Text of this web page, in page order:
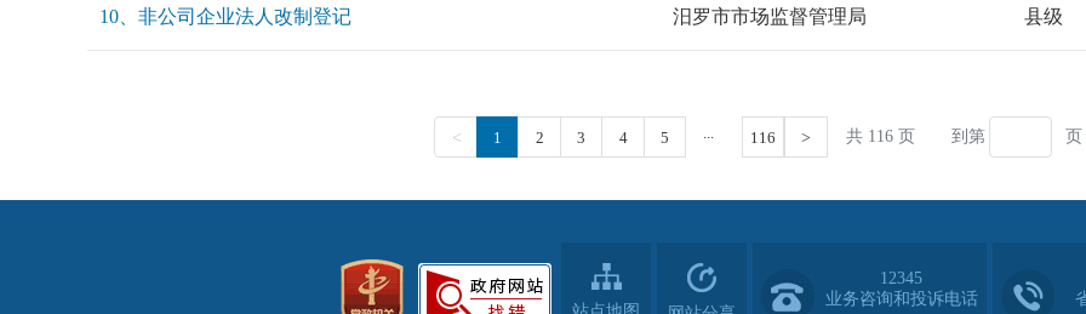
12345
业务咨询和投诉电话